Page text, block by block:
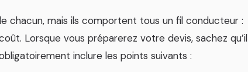
chacun, mais ils comportent tous un fil conducteur :
Lorsque vous préparerez votre devis, sachez qu’il
inclure les points suivants :